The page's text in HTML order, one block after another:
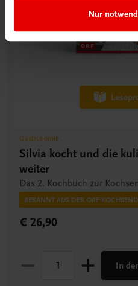
Nur
Gastronomie
Silvia kocht und die
weiter
Das 2. Kochbuch zur
BEKANNT AUS DER ORF-
€ 26,90
In